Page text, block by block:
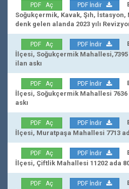
PDF Aç PDF İndir
Soğukçermik, Kavak, Şıh,
denk gelen alanda 2023 yılı
PDF Aç PDF İndir
İlçesi, Soğukçermik
ilan askı
PDF Aç PDF İndir
İlçesi, Soğukçermik Mahallesi
askı
PDF Aç PDF İndir
İlçesi, Muratpaşa Mahallesi 7713
PDF Aç PDF İndir
İlçesi, Çiftlik Mahallesi 11202 ada
PDF Aç PDF İndir